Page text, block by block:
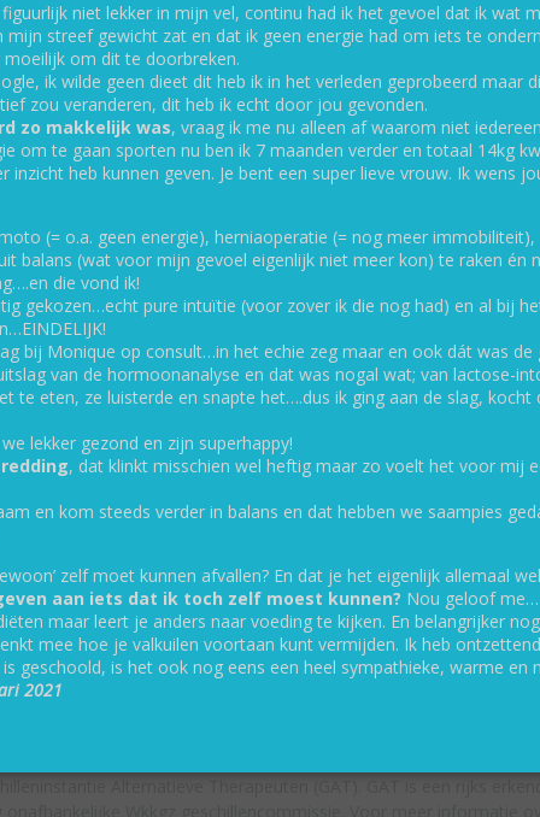
de oorzaak is de sleutel tot een
per persoon verschillend, afhankelijk van juist voorgestelde
niet lekker in mijn vel, continu had ik het gevoel dat ik wat
streef gewicht zat en dat ik geen energie had om iets te
om dit te doorbreken.
ik wilde geen dieet dit heb ik in het verleden geprobeerd maar
zou veranderen, dit heb ik echt door jou gevonden.
zo makkelijk was, vraag ik me nu alleen af waarom niet
om te gaan sporten nu ben ik 7 maanden verder en totaal 14kg
inzicht heb kunnen geven. Je bent een super lieve vrouw. Ik wens
(= o.a. geen energie), herniaoperatie (= nog meer
balans (wat voor mijn gevoel eigenlijk niet meer kon) te raken én
die vond ik!
gekozen…echt pure intuïtie (voor zover ik die nog had) en al bij
bij Monique op consult…in het echie zeg maar en ook dát was
van de hormoonanalyse en dat was nogal wat; van lactose-
te eten, ze luisterde en snapte het….dus ik ging aan de slag, kocht
lekker gezond en zijn superhappy!
, dat klinkt misschien wel heftig maar zo voelt het voor mij
en kom steeds verder in balans en dat hebben we saampies
zelf moet kunnen afvallen? En dat je het eigenlijk allemaal
aan iets dat ik toch zelf moest kunnen? Nou geloof me…
maar leert je anders naar voeding te kijken. En belangrijker
mee hoe je valkuilen voortaan kunt vermijden. Ik heb
geschoold, is het ook nog eens een heel sympathieke, warme en
2021